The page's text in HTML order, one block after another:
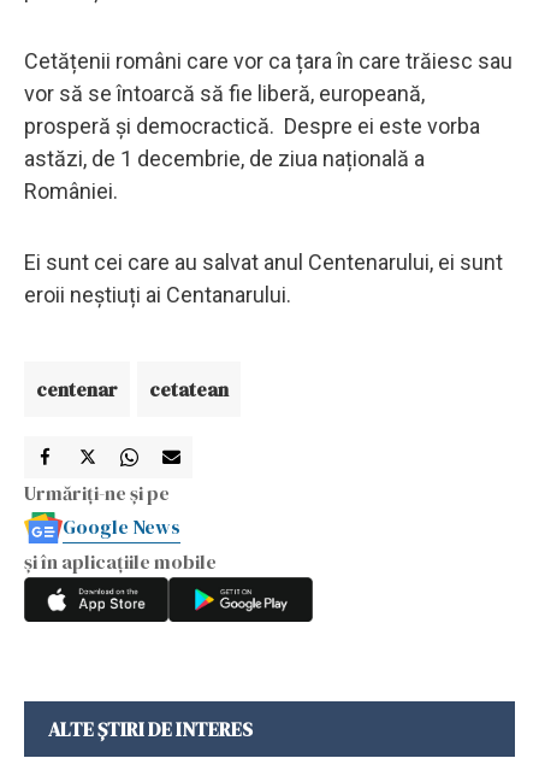
Cetățenii români care vor ca țara în care trăiesc sau
vor să se întoarcă să fie liberă, europeană,
prosperă și democractică. Despre ei este vorba
astăzi, de 1 decembrie, de ziua națională a
României.
Ei sunt cei care au salvat anul Centenarului, ei sunt
eroii neștiuți ai Centanarului.
centenar cetatean
Urmăriți-ne și pe
Google News
și în aplicațiile mobile
ALTE ȘTIRI DE INTERES